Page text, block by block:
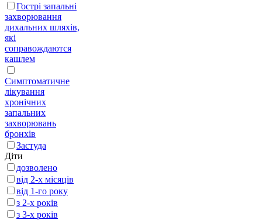
Гострі запальні
захворювання
дихальних шляхів,
які
соправождаются
кашлем
Симптоматичне
лікування
хронічних
запальних
захворювань
бронхів
Застуда
Діти
дозволено
від 2-х місяців
від 1-го року
з 2-х років
з 3-х років